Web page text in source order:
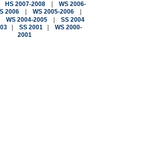
HS 2007-2008
WS 2006-
2006| WS 2005-2006|
WS 2004-2005 | SS 2004
SS 2001
WS 2000-
2001